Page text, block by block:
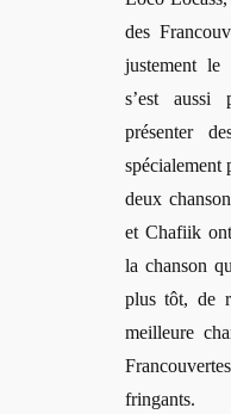
des
justement
s’est aussi
présenter
spécialement
deux
et Chafiik
la chanson
plus tôt, de
meilleure
fringants.